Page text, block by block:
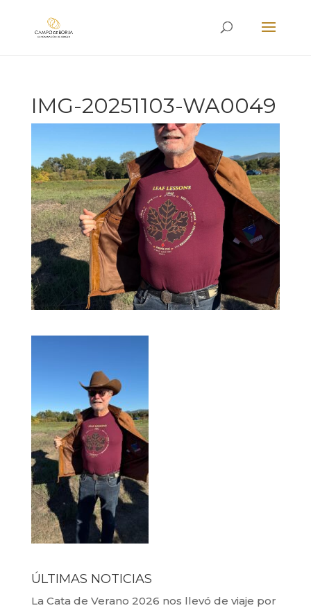
IMG-20251103-WA0049
ÚLTIMAS NOTICIAS
La Cata de Verano 2026 nos llevó de viaje por